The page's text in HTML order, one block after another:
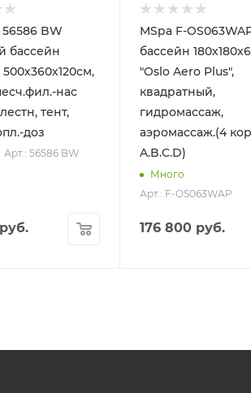
BW
бассейн
нас
тент,
доз
Арт.: 56586 BW
руб.
MSpa F-
бассейн
"Oslo Aero Plus",
квадратный,
гидромассаж,
аэромассаж.(4
A.B.C.D)
Много
Арт.: F-OS063WAP
176 800 руб.